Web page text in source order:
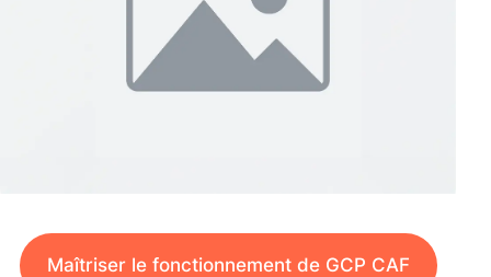
Maîtriser le fonctionnement de GCP CAF